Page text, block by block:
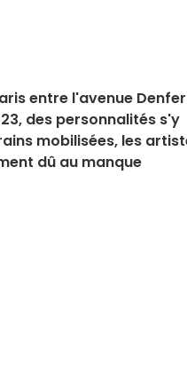
entre l'avenue
des personnalités s'y
mobilisées, les
dû au manque